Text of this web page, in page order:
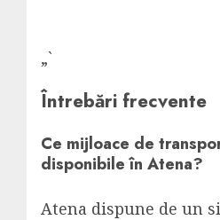
„`
Întrebări frecvente
Ce mijloace de
disponibile în Atena?
Atena dispune de un